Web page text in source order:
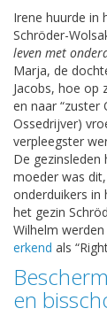
Irene huurde in
Schröder-
leven met
Marja, de
Jacobs, hoe op
en naar “zuster
Ossedrijver)
verpleegster
De
moeder was
onderduikers in
het gezin
Wilhelm
erkend als
en